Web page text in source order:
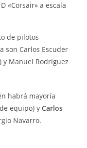
«Corsair» a escala
de pilotos
son Carlos Escuder
y Manuel Rodríguez
habrá mayoría
equipo) yCarlos
Navarro.